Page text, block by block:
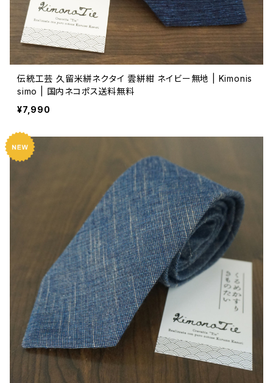
伝統工芸 久留米絣ネクタイ 雲絣紺 ネイビー無地 | Kimonis
simo | 国内ネコポス送料無料
¥7,990